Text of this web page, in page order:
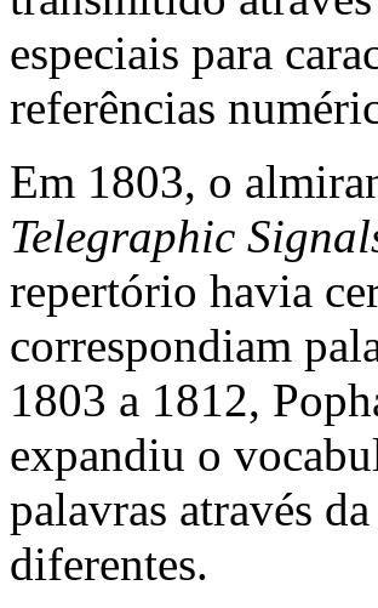
especiais para
referências
Em 1803, o
Telegraphic
repertório havia
correspondiam
1803 a 1812,
expandiu o
palavras através
diferentes.